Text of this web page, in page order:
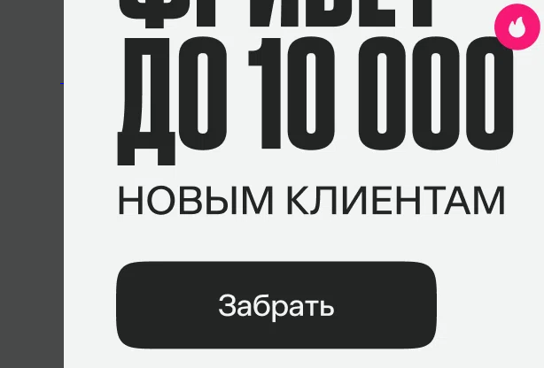
СТАТИСТИКА МАТЧА
AGF 1 – 0 AGF Academy
СТАТИСТИКА МАТЧА
Ligaen Season 18. 11.10.2021
Dream Gaming